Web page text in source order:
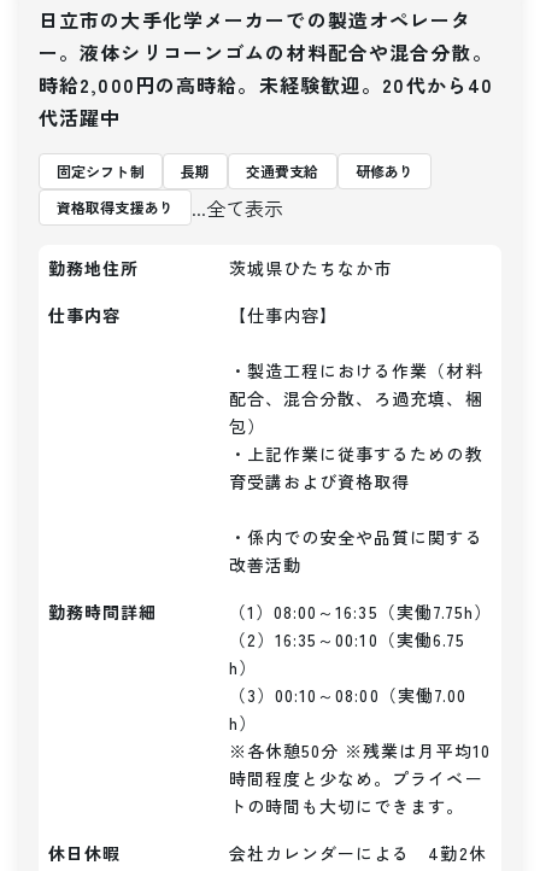
日立市の大手化学メーカーでの製造オペレータ
ー。液体シリコーンゴムの材料配合や混合分散。
時給2,000円の高時給。未経験歓迎。20代から40
代活躍中
固定シフト制 長期 交通費支給
研修あり
資格取得支援あり
...全て表示
勤務地住所
茨城県ひたちなか市
仕事内容
【仕事内容】
・製造工程における作業（材料
配合、混合分散、ろ過充填、梱
包）
・上記作業に従事するための教
育受講および資格取得
・係内での安全や品質に関する
改善活動
勤務時間詳細
（1）08:00～16:35（実働7.75h）
（2）16:35～00:10（実働6.75
h）
（3）00:10～08:00（実働7.00
h）
※各休憩50分 ※残業は月平均10
時間程度と少なめ。プライベー
トの時間も大切にできます。
休日休暇
会社カレンダーによる　4勤2休